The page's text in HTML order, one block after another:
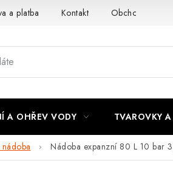
a platba Kontakt Obchodní
A OHŘEV VODY TVAROVKY
Nádoba expanzní 80 L 10 bar